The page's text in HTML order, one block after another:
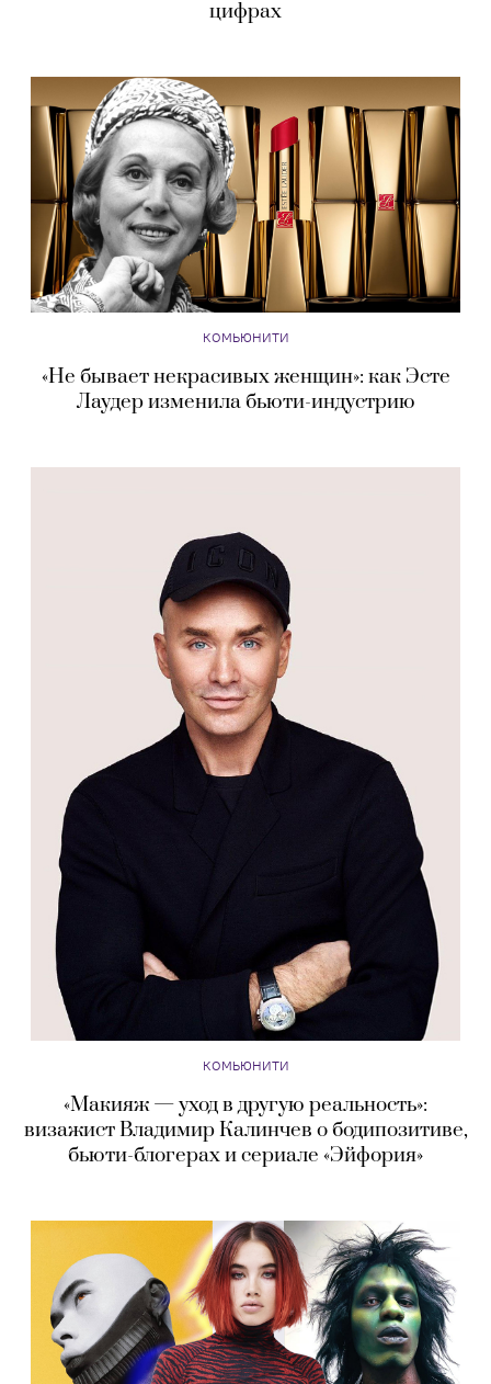
цифрах
КОМЬЮНИТИ
«Не бывает некрасивых женщин»: как Эсте
Лаудер изменила бьюти-индустрию
КОМЬЮНИТИ
«Макияж — уход в другую реальность»:
визажист Владимир Калинчев о бодипозитиве,
бьюти-блогерах и сериале «Эйфория»